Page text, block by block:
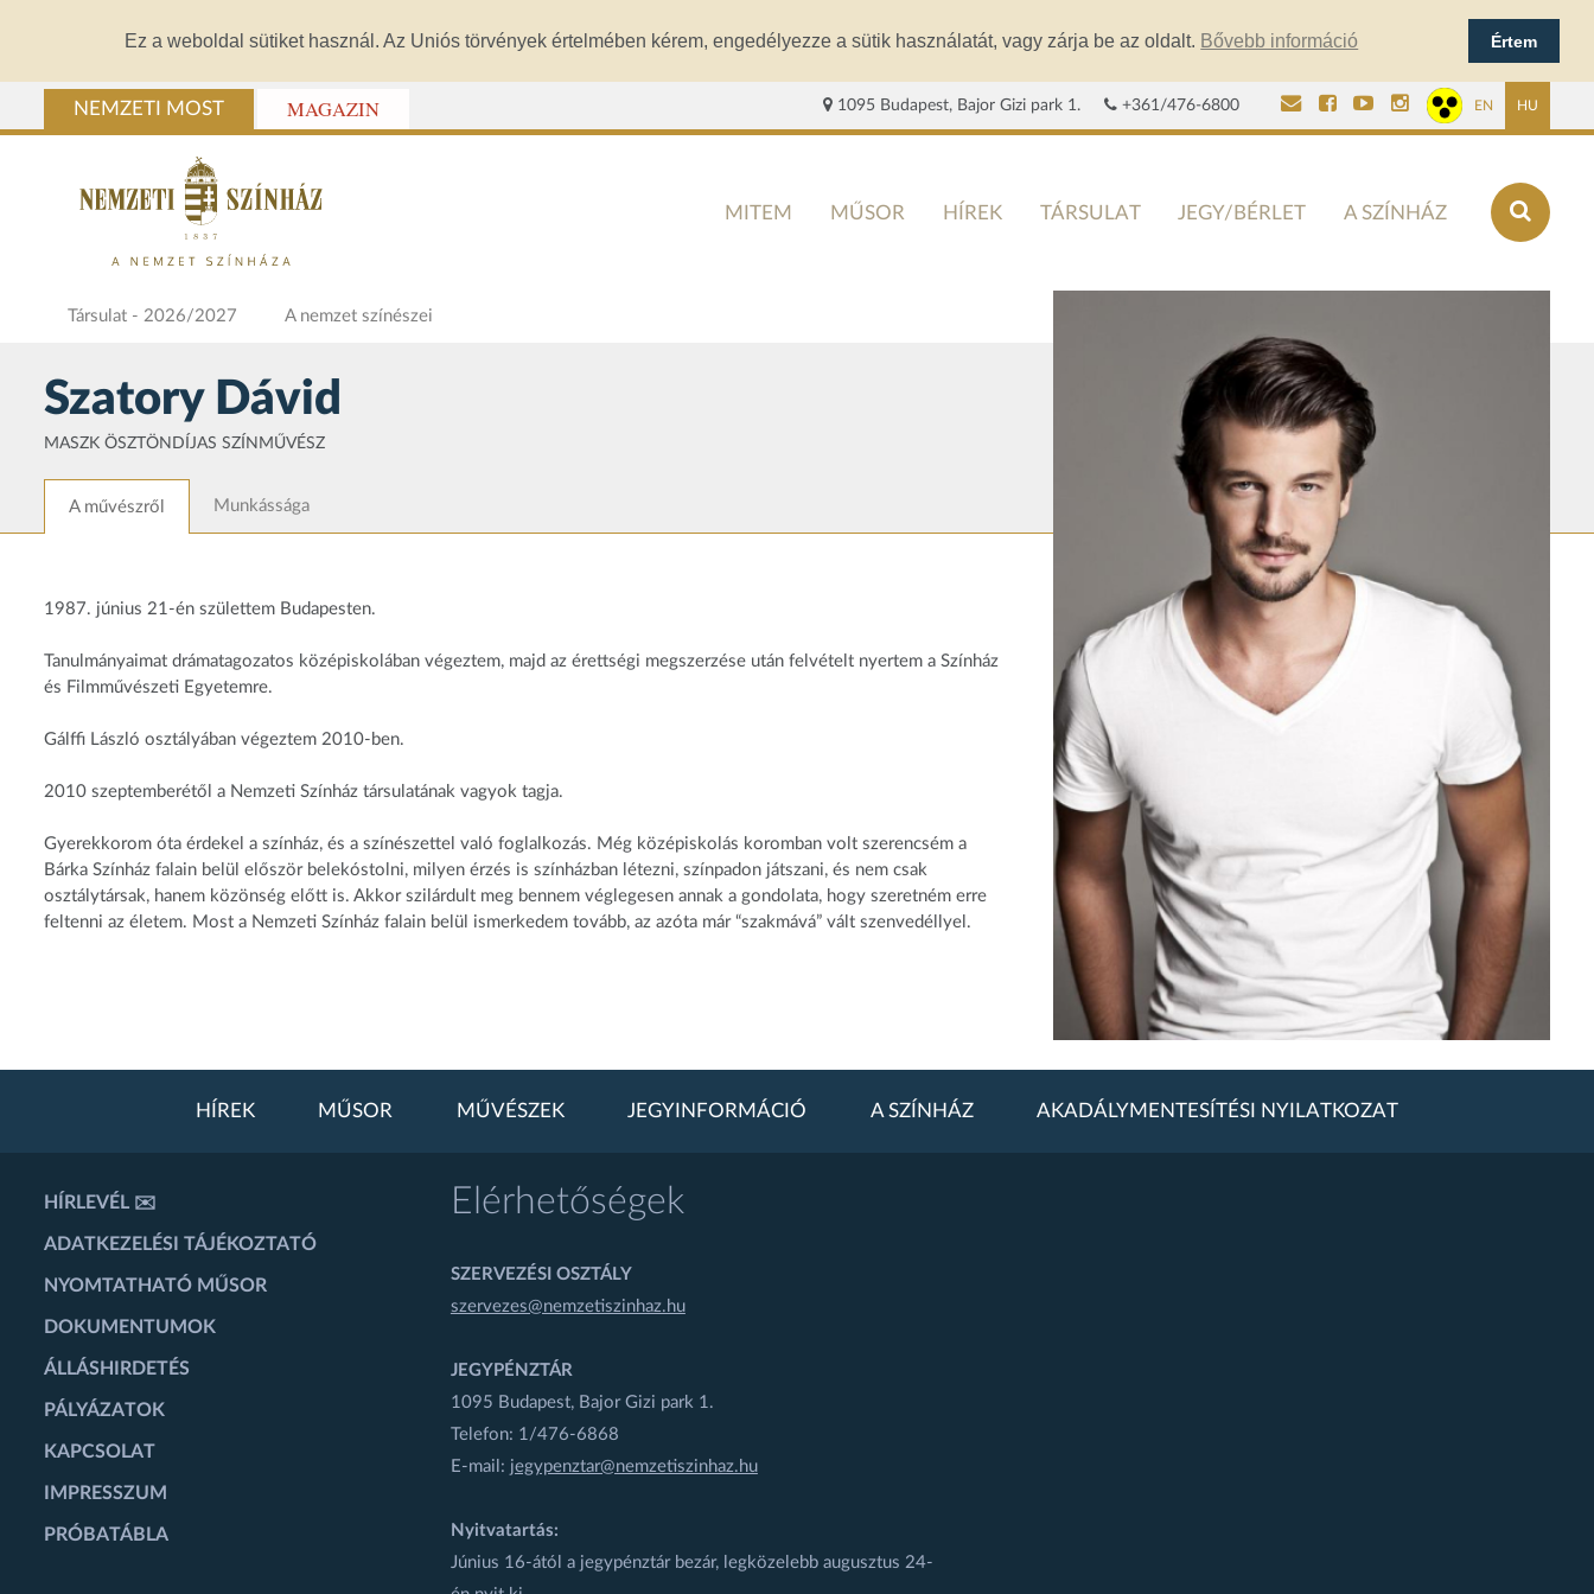
Ez a weboldal sütiket használ. Az Uniós törvények értelmében kérem, engedélyezze a sütik használatát, vagy zárja be az oldalt. Bővebb információ Értem
NEMZETI MOST MAGAZIN 1095 Budapest, Bajor Gizi park 1. +361/476-6800 EN HU
MITEM MŰSOR HÍREK TÁRSULAT JEGY/BÉRLET A SZÍNHÁZ
Társulat - 2026/2027 A nemzet színészei
Szatory Dávid
MASZK ÖSZTÖNDÍJAS SZÍNMŰVÉSZ
A művészről Munkássága
1987. június 21-én születtem Budapesten.
Tanulmányaimat drámatagozatos középiskolában végeztem, majd az érettségi megszerzése után felvételt nyertem a Színház
és Filmművészeti Egyetemre.
Gálffi László osztályában végeztem 2010-ben.
2010 szeptemberétől a Nemzeti Színház társulatának vagyok tagja.
Gyerekkorom óta érdekel a színház, és a színészettel való foglalkozás. Még középiskolás koromban volt szerencsém a
Bárka Színház falain belül először belekóstolni, milyen érzés is színházban létezni, színpadon játszani, és nem csak
osztálytársak, hanem közönség előtt is. Akkor szilárdult meg bennem véglegesen annak a gondolata, hogy szeretném erre
feltenni az életem. Most a Nemzeti Színház falain belül ismerkedem tovább, az azóta már “szakmává” vált szenvedéllyel.
HÍREK MŰSOR MŰVÉSZEK JEGYINFORMÁCIÓ A SZÍNHÁZ AKADÁLYMENTESÍTÉSI NYILATKOZAT
HÍRLEVÉL ✉️
ADATKEZELÉSI TÁJÉKOZTATÓ
NYOMTATHATÓ MŰSOR
DOKUMENTUMOK
ÁLLÁSHIRDETÉS
PÁLYÁZATOK
KAPCSOLAT
IMPRESSZUM
PRÓBATÁBLA
Elérhetőségek
SZERVEZÉSI OSZTÁLY
szervezes@nemzetiszinhaz.hu
JEGYPÉNZTÁR
1095 Budapest, Bajor Gizi park 1.
Telefon: 1/476-6868
E-mail: jegypenztar@nemzetiszinhaz.hu
Nyitvatartás:
Június 16-ától a jegypénztár bezár, legközelebb augusztus 24-